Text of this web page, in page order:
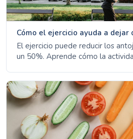
Cómo el ejercicio ayuda a dejar
El ejercicio puede reducir los
un 50%. Aprende cómo la